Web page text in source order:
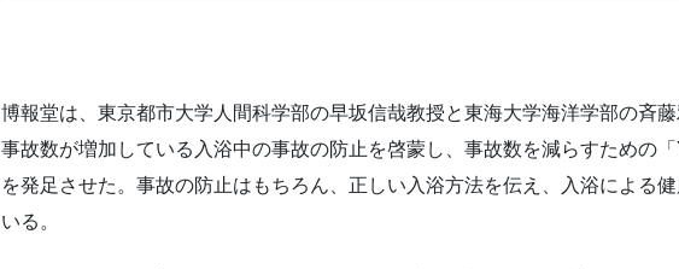
博報堂は、東京都市大学人間科学部の早坂信哉教授と東海大学海洋学部の斉
事故数が増加している入浴中の事故の防止を啓蒙し、事故数を減らすための
を発足させた。事故の防止はもちろん、正しい入浴方法を伝え、入浴による
いる。